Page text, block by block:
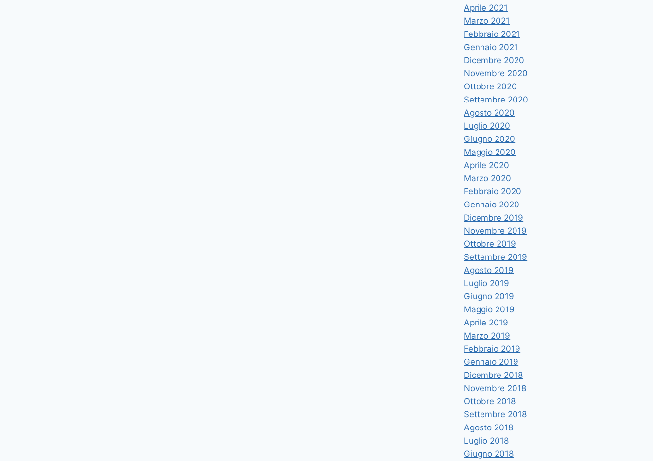
Aprile 2021
Marzo 2021
Febbraio 2021
Gennaio 2021
Dicembre 2020
Novembre 2020
Ottobre 2020
Settembre 2020
Agosto 2020
Luglio 2020
Giugno 2020
Maggio 2020
Aprile 2020
Marzo 2020
Febbraio 2020
Gennaio 2020
Dicembre 2019
Novembre 2019
Ottobre 2019
Settembre 2019
Agosto 2019
Luglio 2019
Giugno 2019
Maggio 2019
Aprile 2019
Marzo 2019
Febbraio 2019
Gennaio 2019
Dicembre 2018
Novembre 2018
Ottobre 2018
Settembre 2018
Agosto 2018
Luglio 2018
Giugno 2018